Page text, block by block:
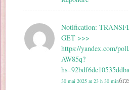
Notification:
GET >>>
https://yandex.com/
AW85q?
30 mai 2025 at 23 h 30 min